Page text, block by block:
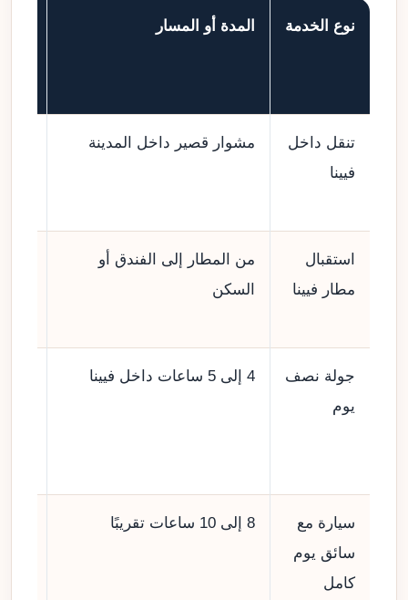
نوع الخدمة المدة أو المسار
تنقل داخل
فيينا
مشوار قصير داخل المدينة
استقبال
مطار فيينا
من المطار إلى الفندق أو
السكن
جولة نصف
يوم
4 إلى 5 ساعات داخل فيينا
سيارة مع
سائق يوم
كامل
8 إلى 10 ساعات تقريبًا